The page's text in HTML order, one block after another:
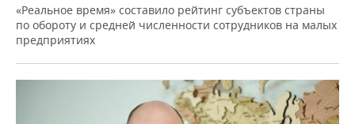
«Реальное время» составило рейтинг субъектов страны
по обороту и средней численности сотрудников на малых
предприятиях